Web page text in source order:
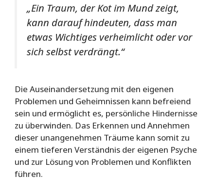
„Ein Traum, der Kot im Mund zeigt,
kann darauf hindeuten, dass man
etwas Wichtiges verheimlicht oder vor
sich selbst verdrängt.“
Die Auseinandersetzung mit den eigenen
Problemen und Geheimnissen kann befreiend
sein und ermöglicht es, persönliche Hindernisse
zu überwinden. Das Erkennen und Annehmen
dieser unangenehmen Träume kann somit zu
einem tieferen Verständnis der eigenen Psyche
und zur Lösung von Problemen und Konflikten
führen.